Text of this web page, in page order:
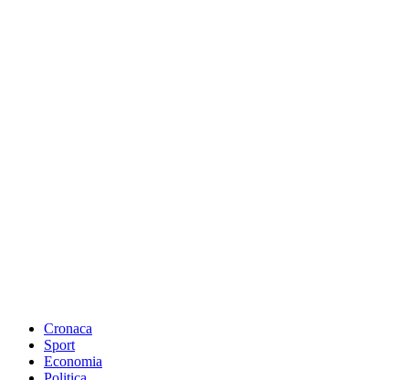
Cronaca
Sport
Economia